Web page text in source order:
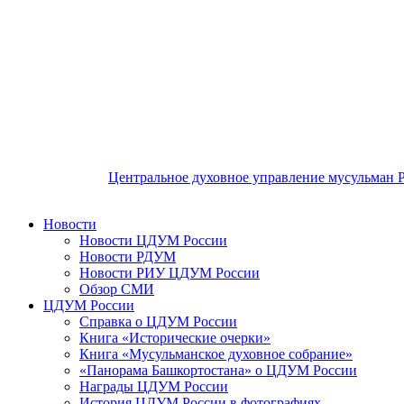
Центральное духовное управление мусульман
Новости
Новости ЦДУМ России
Новости РДУМ
Новости РИУ ЦДУМ России
Обзор СМИ
ЦДУМ России
Справка о ЦДУМ России
Книга «Исторические очерки»
Книга «Мусульманское духовное собрание»
«Панорама Башкортостана» о ЦДУМ России
Награды ЦДУМ России